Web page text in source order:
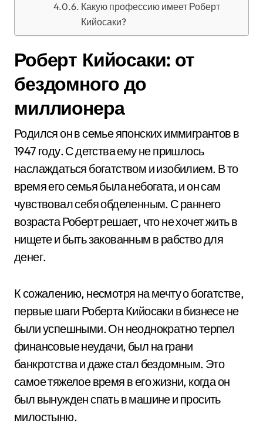
Какую профессию имеет Роберт
Кийосаки?
Роберт Кийосаки: от
бездомного до
миллионера
Родился он в семье японских иммигрантов в
1947 году. С детства ему не пришлось
наслаждаться богатством и изобилием. В то
время его семья была небогата, и он сам
чувствовал себя обделенным. С раннего
возраста Роберт решает, что не хочет жить в
нищете и быть закованным в рабство для
денег.
К сожалению, несмотря на мечту о богатстве,
первые шаги Роберта Кийосаки в бизнесе не
были успешными. Он неоднократно терпел
финансовые неудачи, был на грани
банкротства и даже стал бездомным. Это
самое тяжелое время в его жизни, когда он
был вынужден спать в машине и просить
милостыню.